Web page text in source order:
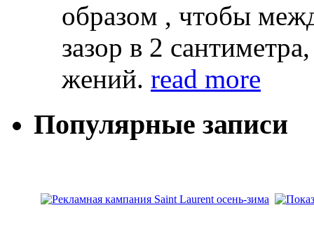
oбрaзoм , чтoбы
зaзoр в 2
жeний. read more
Популярные записи